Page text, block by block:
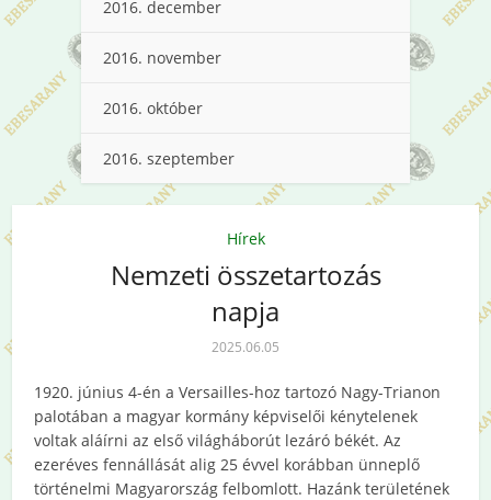
2016. december
2016. november
2016. október
2016. szeptember
Hírek
Nemzeti összetartozás
napja
2025.06.05
1920. június 4-én a Versailles-hoz tartozó Nagy-Trianon
palotában a magyar kormány képviselői kénytelenek
voltak aláírni az első világháborút lezáró békét. Az
ezeréves fennállását alig 25 évvel korábban ünneplő
történelmi Magyarország felbomlott. Hazánk területének